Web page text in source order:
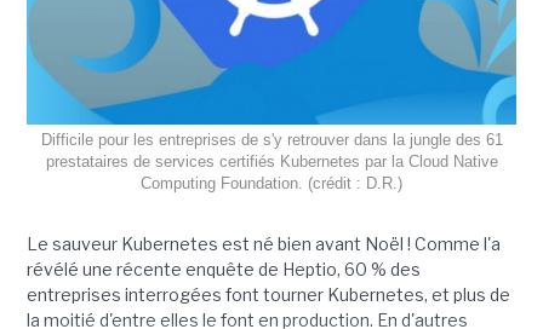
Difficile pour les entreprises de s'y retrouver dans la jungle des 61
prestataires de services certifiés Kubernetes par la Cloud Native
Computing Foundation. (crédit : D.R.)
Le sauveur Kubernetes est né bien avant Noël ! Comme l'a
révélé une récente enquête de Heptio, 60 % des
entreprises interrogées font tourner Kubernetes, et plus de
la moitié d'entre elles le font en production. En d'autres